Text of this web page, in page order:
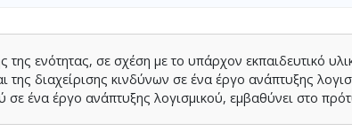
της ενότητας, σε σχέση με το υπάρχον εκπαιδευτικό
της διαχείρισης κινδύνων σε ένα έργο ανάπτυξης
ένα έργο ανάπτυξης λογισμικού, εμβαθύνει στο